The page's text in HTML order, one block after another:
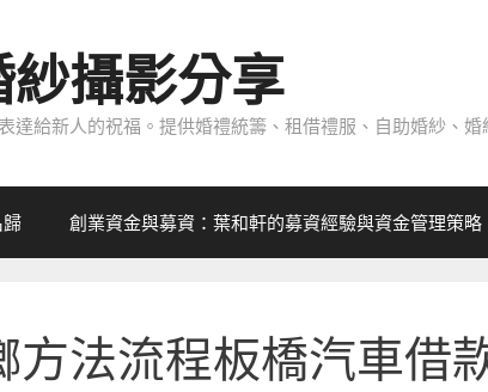
攝影分享
達給新人的祝福。提供婚禮統籌、租借禮服、自助婚紗、
創業資金與募資：葉和軒的募資經驗與資金管理策略
方法流程板橋汽車借